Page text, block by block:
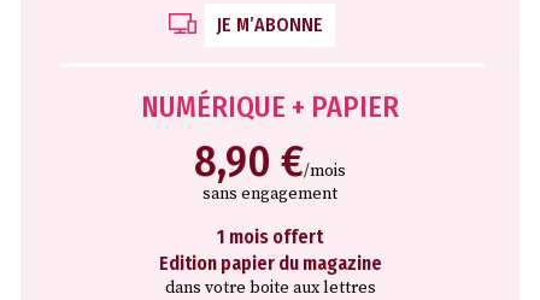
JE M’ABONNE
NUMÉRIQUE + PAPIER
8,90 €/mois
sans engagement
1 mois offert
Edition papier du magazine
dans votre boite aux lettres